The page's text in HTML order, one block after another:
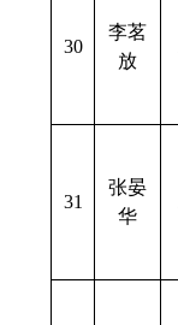
30
李茗
放
31
张晏
华